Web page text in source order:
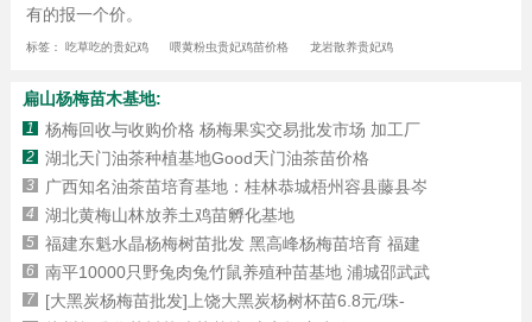
有的报一个价。
标签： 吃草吃的贵妃鸡 喂黄粉虫贵妃鸡苗价格 龙岩散养贵妃鸡
扁山杨梅苗木基地:
1 杨梅回收与收购价格 杨梅果实交易批发市场 加工厂
2 湖北天门油茶种植基地Good天门油茶苗价格
3 广西知名油茶苗培育基地：桂林恭城梧州容县藤县岑
4 湖北黄梅山林放养土鸡苗孵化基地
5 福建东魁水晶杨梅树苗批发 黑高峰杨梅苗培育 福建
6 南平10000只野兔肉兔竹鼠养殖种苗基地 浦城邵武武
7 [大黑炭杨梅苗批发]上饶大黑炭杨树杯苗6.8元/珠-